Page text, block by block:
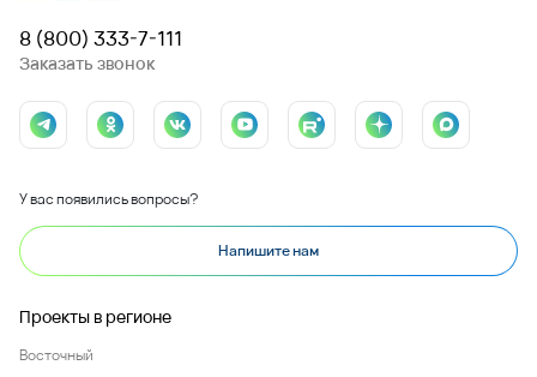
8 (800) 333-7-111
Заказать звонок
У вас появились вопросы?
Напишите нам
Проекты в регионе
Восточный